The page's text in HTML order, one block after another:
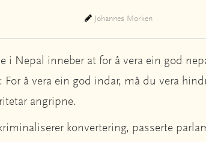
Johannes Morken
i Nepal inneber at for å vera ein god
For å vera ein god indar, må du vera
angripne.
konvertering, passerte